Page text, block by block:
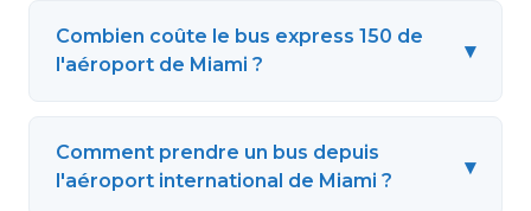
Combien coûte le bus express 150 de
l'aéroport de Miami ?
▾
Comment prendre un bus depuis
l'aéroport international de Miami ?
▾